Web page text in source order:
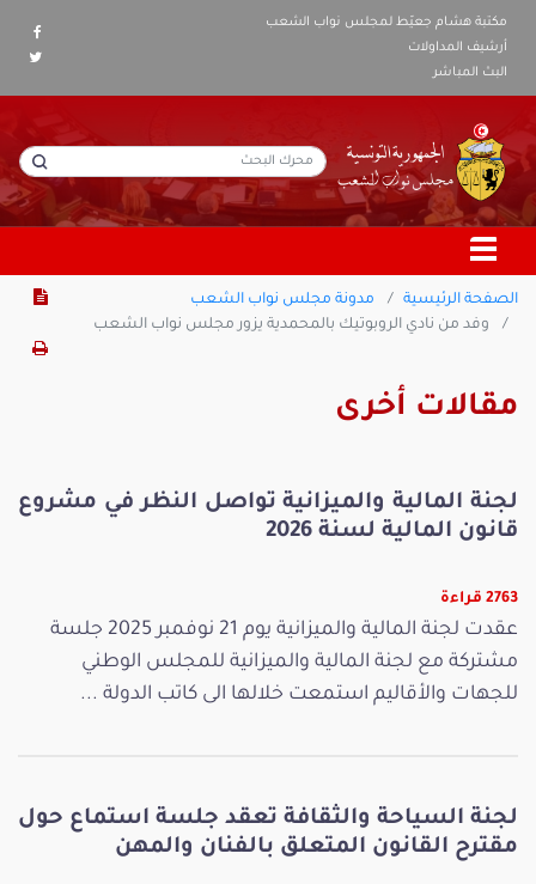
مكتبة هشام جعيّط لمجلس نواب الشعب
أرشيف المداولات
البث المباشر
الصفحة الرئيسية
مدونة مجلس نواب الشعب
وفد من نادي الروبوتيك بالمحمدية يزور مجلس نواب الشعب
مقالات أخرى
لجنة المالية والميزانية تواصل النظر في مشروع
قانون المالية لسنة 2026
2763 قراءة
عقدت لجنة المالية والميزانية يوم 21 نوفمبر 2025 جلسة
مشتركة مع لجنة المالية والميزانية للمجلس الوطني
للجهات والأقاليم استمعت خلالها الى كاتب الدولة ...
لجنة السياحة والثقافة تعقد جلسة استماع حول
مقترح القانون المتعلق بالفنان والمهن